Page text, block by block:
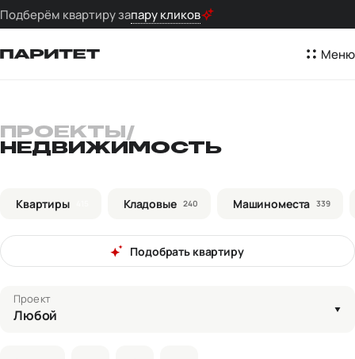
Подберём квартиру запару кликов
Меню
ПРОЕКТЫ /
НЕДВИЖИМОСТЬ
Квартиры Кладовые 240 Машиноместа 339
Подобрать квартиру
Проект
Любой